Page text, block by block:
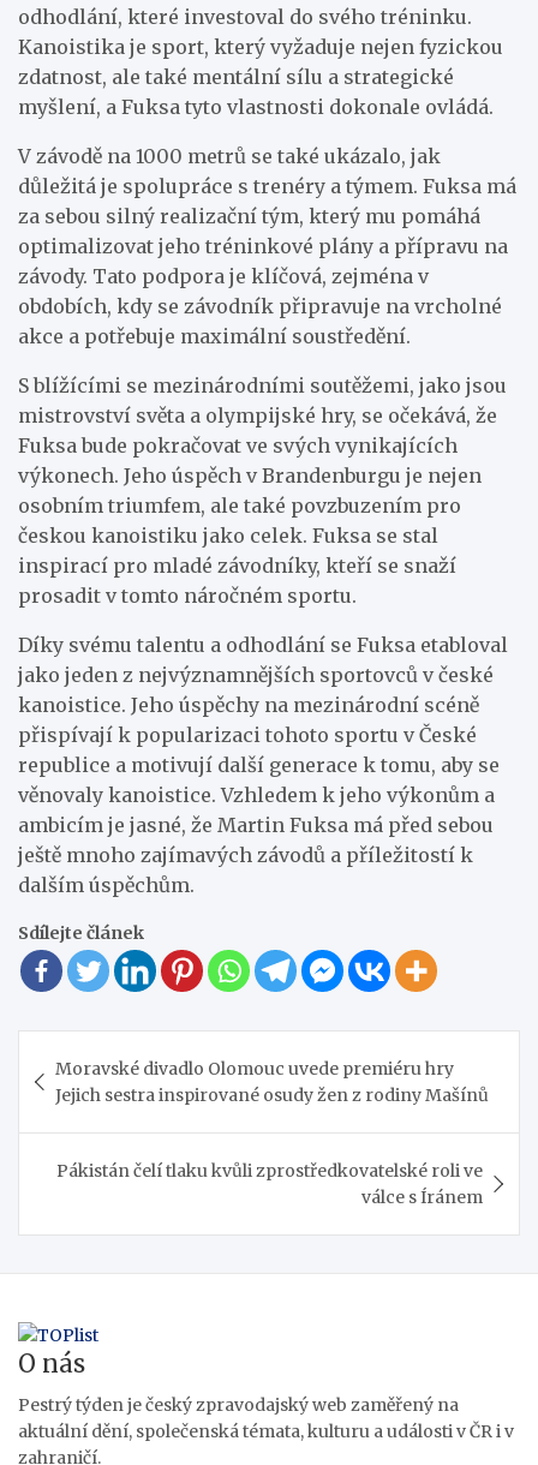
odhodlání, které investoval do svého tréninku.
Kanoistika je sport, který vyžaduje nejen fyzickou
zdatnost, ale také mentální sílu a strategické
myšlení, a Fuksa tyto vlastnosti dokonale ovládá.
V závodě na 1000 metrů se také ukázalo, jak
důležitá je spolupráce s trenéry a týmem. Fuksa má
za sebou silný realizační tým, který mu pomáhá
optimalizovat jeho tréninkové plány a přípravu na
závody. Tato podpora je klíčová, zejména v
obdobích, kdy se závodník připravuje na vrcholné
akce a potřebuje maximální soustředění.
S blížícími se mezinárodními soutěžemi, jako jsou
mistrovství světa a olympijské hry, se očekává, že
Fuksa bude pokračovat ve svých vynikajících
výkonech. Jeho úspěch v Brandenburgu je nejen
osobním triumfem, ale také povzbuzením pro
českou kanoistiku jako celek. Fuksa se stal
inspirací pro mladé závodníky, kteří se snaží
prosadit v tomto náročném sportu.
Díky svému talentu a odhodlání se Fuksa etabloval
jako jeden z nejvýznamnějších sportovců v české
kanoistice. Jeho úspěchy na mezinárodní scéně
přispívají k popularizaci tohoto sportu v České
republice a motivují další generace k tomu, aby se
věnovaly kanoistice. Vzhledem k jeho výkonům a
ambicím je jasné, že Martin Fuksa má před sebou
ještě mnoho zajímavých závodů a příležitostí k
dalším úspěchům.
Sdílejte článek
pro
příspěvek
Moravské divadlo Olomouc uvede premiéru hry
Jejich sestra inspirované osudy žen z rodiny Mašínů
Pákistán čelí tlaku kvůli zprostředkovatelské roli ve
válce s Íránem
O nás
Pestrý týden je český zpravodajský web zaměřený na
aktuální dění, společenská témata, kulturu a události v ČR i v
zahraničí.